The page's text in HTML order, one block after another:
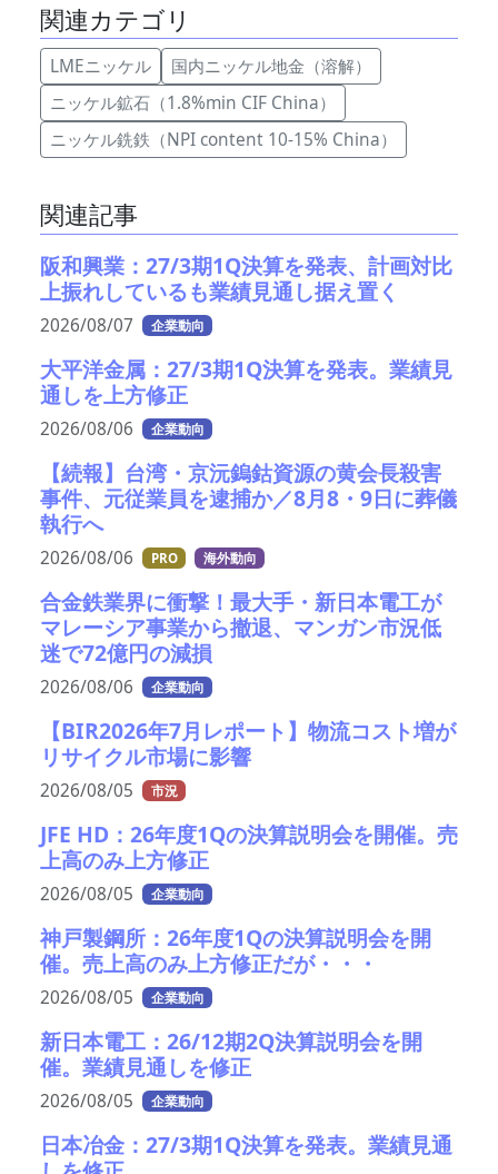
関連カテゴリ
LMEニッケル
国内ニッケル地金（溶解）
ニッケル鉱石（1.8%min CIF China）
ニッケル銑鉄（NPI content 10-15% China）
関連記事
阪和興業：27/3期1Q決算を発表、計画対比
上振れしているも業績見通し据え置く
2026/08/07 企業動向
大平洋金属：27/3期1Q決算を発表。業績見
通しを上方修正
2026/08/06 企業動向
【続報】台湾・京沅鎢鈷資源の黄会長殺害
事件、元従業員を逮捕か／8月8・9日に葬儀
執行へ
2026/08/06 PRO 海外動向
合金鉄業界に衝撃！最大手・新日本電工が
マレーシア事業から撤退、マンガン市況低
迷で72億円の減損
2026/08/06 企業動向
【BIR2026年7月レポート】物流コスト増が
リサイクル市場に影響
2026/08/05 市況
JFE HD：26年度1Qの決算説明会を開催。売
上高のみ上方修正
2026/08/05 企業動向
神戸製鋼所：26年度1Qの決算説明会を開
催。売上高のみ上方修正だが・・・
2026/08/05 企業動向
新日本電工：26/12期2Q決算説明会を開
催。業績見通しを修正
2026/08/05 企業動向
日本冶金：27/3期1Q決算を発表。業績見通